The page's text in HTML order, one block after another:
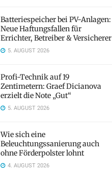
Batteriespeicher bei PV-Anlagen:
Neue Haftungsfallen für
Errichter, Betreiber & Versicherer
5. AUGUST 2026
Profi-Technik auf 19
Zentimetern: Graef Dicianova
erzielt die Note „Gut“
5. AUGUST 2026
Wie sich eine
Beleuchtungssanierung auch
ohne Förderpolster lohnt
4. AUGUST 2026